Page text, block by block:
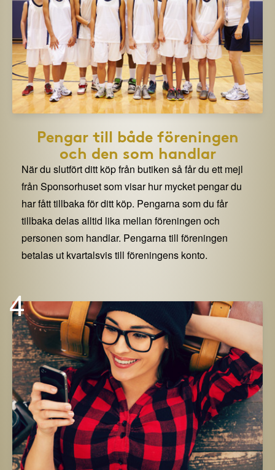
Pengar till både föreningen
och den som handlar
När du slutfört ditt köp från butiken så får du ett mejl
från Sponsorhuset som visar hur mycket pengar du
har fått tillbaka för ditt köp. Pengarna som du får
tillbaka delas alltid lika mellan föreningen och
personen som handlar. Pengarna till föreningen
betalas ut kvartalsvis till föreningens konto.
4